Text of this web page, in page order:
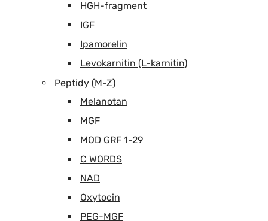
HGH-fragment
IGF
Ipamorelin
Levokarnitin (L-karnitin)
Peptidy (M-Z)
Melanotan
MGF
MOD GRF 1-29
C WORDS
NAD
Oxytocin
PEG-MGF